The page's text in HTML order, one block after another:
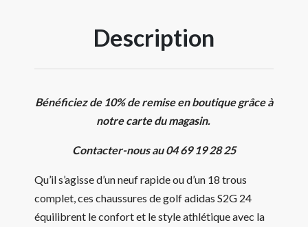
Description
Bénéficiez de 10% de remise en boutique grâce à
notre carte du magasin.
Contacter-nous au 04 69 19 28 25
Qu’il s’agisse d’un neuf rapide ou d’un 18 trous
complet, ces chaussures de golf adidas S2G 24
équilibrent le confort et le style athlétique avec la